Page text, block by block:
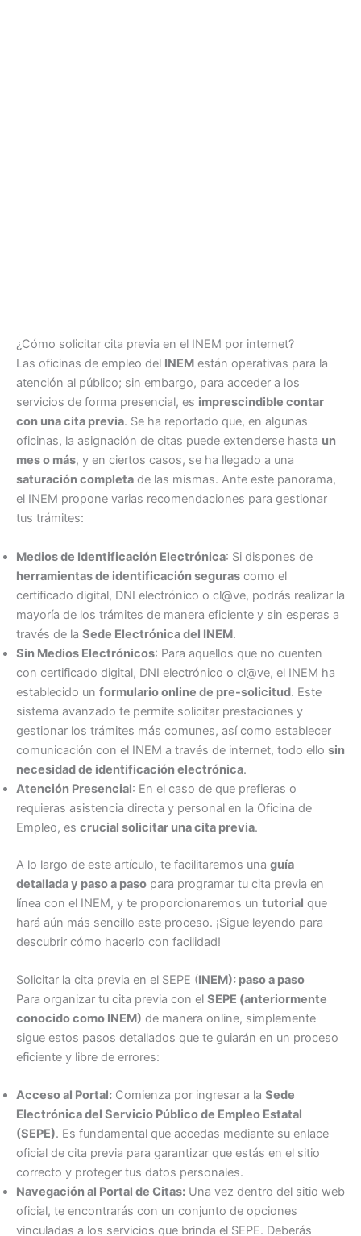
¿Cómo solicitar cita previa en el INEM por internet?
Las oficinas de empleo del INEM están operativas para la
atención al público; sin embargo, para acceder a los
servicios de forma presencial, es imprescindible contar
con una cita previa. Se ha reportado que, en algunas
oficinas, la asignación de citas puede extenderse hasta un
mes o más, y en ciertos casos, se ha llegado a una
saturación completa de las mismas. Ante este panorama,
el INEM propone varias recomendaciones para gestionar
tus trámites:
Medios de Identificación Electrónica: Si dispones de
herramientas de identificación seguras como el
certificado digital, DNI electrónico o cl@ve, podrás realizar la
mayoría de los trámites de manera eficiente y sin esperas a
través de la Sede Electrónica del INEM.
Sin Medios Electrónicos: Para aquellos que no cuenten
con certificado digital, DNI electrónico o cl@ve, el INEM ha
establecido un formulario online de pre-solicitud. Este
sistema avanzado te permite solicitar prestaciones y
gestionar los trámites más comunes, así como establecer
comunicación con el INEM a través de internet, todo ello sin
necesidad de identificación electrónica.
Atención Presencial: En el caso de que prefieras o
requieras asistencia directa y personal en la Oficina de
Empleo, es crucial solicitar una cita previa.
A lo largo de este artículo, te facilitaremos una guía
detallada y paso a paso para programar tu cita previa en
línea con el INEM, y te proporcionaremos un tutorial que
hará aún más sencillo este proceso. ¡Sigue leyendo para
descubrir cómo hacerlo con facilidad!
Solicitar la cita previa en el SEPE (INEM): paso a paso
Para organizar tu cita previa con el SEPE (anteriormente
conocido como INEM) de manera online, simplemente
sigue estos pasos detallados que te guiarán en un proceso
eficiente y libre de errores:
Acceso al Portal: Comienza por ingresar a la Sede
Electrónica del Servicio Público de Empleo Estatal
(SEPE). Es fundamental que accedas mediante su enlace
oficial de cita previa para garantizar que estás en el sitio
correcto y proteger tus datos personales.
Navegación al Portal de Citas: Una vez dentro del sitio web
oficial, te encontrarás con un conjunto de opciones
vinculadas a los servicios que brinda el SEPE. Deberás